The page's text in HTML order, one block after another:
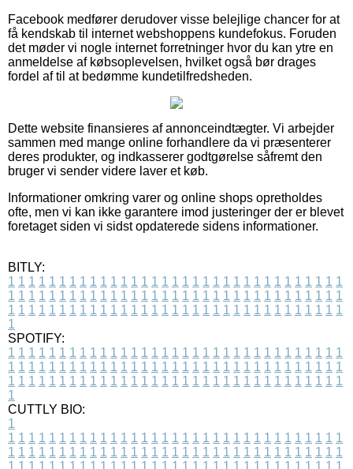
Facebook medfører derudover visse belejlige chancer for at
få kendskab til internet webshoppens kundefokus. Foruden
det møder vi nogle internet forretninger hvor du kan ytre en
anmeldelse af købsoplevelsen, hvilket også bør drages
fordel af til at bedømme kundetilfredsheden.
Dette website finansieres af annonceindtægter. Vi arbejder
sammen med mange online forhandlere da vi præsenterer
deres produkter, og indkasserer godtgørelse såfremt den
bruger vi sender videre laver et køb.
Informationer omkring varer og online shops opretholdes
ofte, men vi kan ikke garantere imod justeringer der er blevet
foretaget siden vi sidst opdaterede sidens informationer.
BITLY:
1 1 1 1 1 1 1 1 1 1 1 1 1 1 1 1 1 1 1 1 1 1 1 1 1 1 1 1 1 1 1 1 1
1 1 1 1 1 1 1 1 1 1 1 1 1 1 1 1 1 1 1 1 1 1 1 1 1 1 1 1 1 1 1 1 1
1 1 1 1 1 1 1 1 1 1 1 1 1 1 1 1 1 1 1 1 1 1 1 1 1 1 1 1 1 1 1 1 1
1
SPOTIFY:
1 1 1 1 1 1 1 1 1 1 1 1 1 1 1 1 1 1 1 1 1 1 1 1 1 1 1 1 1 1 1 1 1
1 1 1 1 1 1 1 1 1 1 1 1 1 1 1 1 1 1 1 1 1 1 1 1 1 1 1 1 1 1 1 1 1
1 1 1 1 1 1 1 1 1 1 1 1 1 1 1 1 1 1 1 1 1 1 1 1 1 1 1 1 1 1 1 1 1
1
CUTTLY BIO:
1
1 1 1 1 1 1 1 1 1 1 1 1 1 1 1 1 1 1 1 1 1 1 1 1 1 1 1 1 1 1 1 1 1
1 1 1 1 1 1 1 1 1 1 1 1 1 1 1 1 1 1 1 1 1 1 1 1 1 1 1 1 1 1 1 1 1
1 1 1 1 1 1 1 1 1 1 1 1 1 1 1 1 1 1 1 1 1 1 1 1 1 1 1 1 1 1 1 1 1